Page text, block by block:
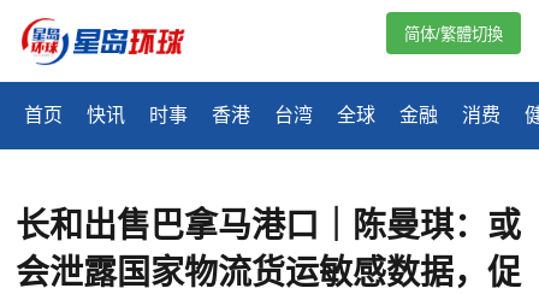
首页 快讯 时事 香港 台湾 全球 金融 消费
简体/繁體切換
长和出售巴拿马港口｜陈曼琪：或
会泄露国家物流货运敏感数据，促